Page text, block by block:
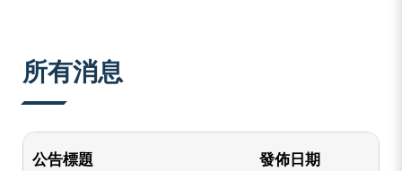
所有消息
公告標題 發佈日期